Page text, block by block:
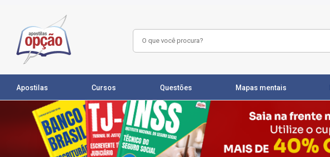
Apostilas Cursos Questões Mapas mentais